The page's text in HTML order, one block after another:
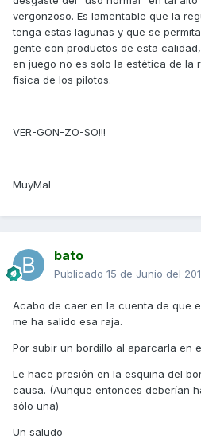
vergonzoso. Es lamentable que la
tenga estas lagunas y que se
gente con productos de esta
en juego no es solo la estética de la
física de los pilotos.
VER-GON-ZO-SO!!!
MuyMal
bato
Publicado 15 de Junio del
Acabo de caer en la cuenta de que
me ha salido esa raja.
Por subir un bordillo al aparcarla en
Le hace presión en la esquina del
causa. (Aunque entonces deberían
sólo una)
Un saludo